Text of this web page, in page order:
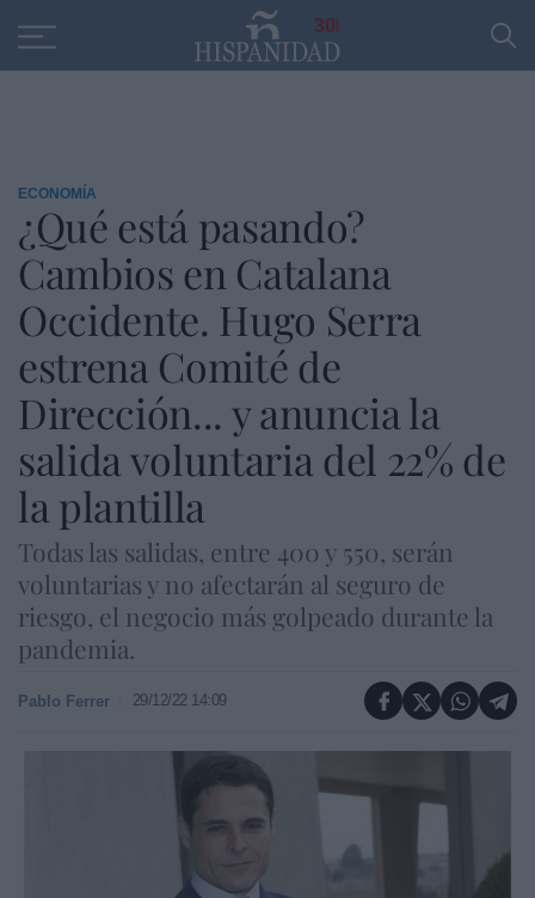
30
ECONOMÍA
¿Qué está pasando?
Cambios en Catalana
Occidente. Hugo Serra
estrena Comité de
Dirección... y anuncia la
salida voluntaria del 22% de
la plantilla
Todas las salidas, entre 400 y 550, serán
voluntarias y no afectarán al seguro de
riesgo, el negocio más golpeado durante la
pandemia.
Pablo Ferrer 29/12/22 14:09